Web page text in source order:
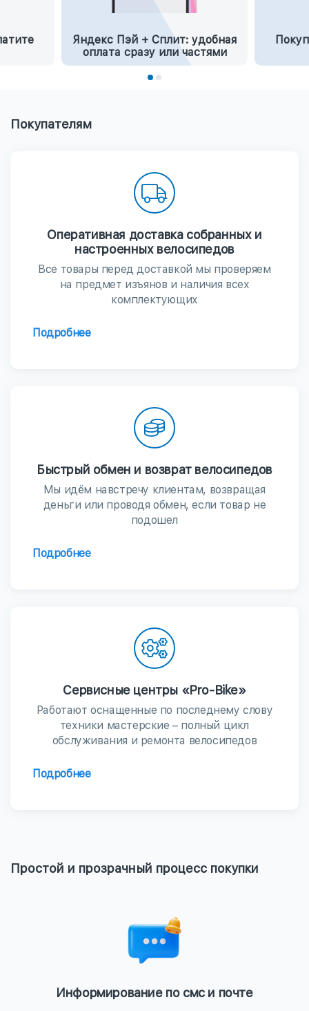
Яндекс Пэй + Сплит: удобная
оплата сразу или частями
Покупателям
Оперативная доставка собранных и
настроенных велосипедов
Все товары перед доставкой мы проверяем
на предмет изъянов и наличия всех
комплектующих
Подробнее
Быстрый обмен и возврат велосипедов
Мы идём навстречу клиентам, возвращая
деньги или проводя обмен, если товар не
подошел
Подробнее
Сервисные центры «Pro-Bike»
Работают оснащенные по последнему слову
техники мастерские – полный цикл
обслуживания и ремонта велосипедов
Подробнее
Простой и прозрачный процесс покупки
Информирование по смс и почте